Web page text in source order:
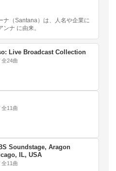
ナ（Santana）は、人名や企業に
ナ に由来。
Live Broadcast Collection
全24曲
全11曲
Soundstage, Aragon
IL, USA
全11曲